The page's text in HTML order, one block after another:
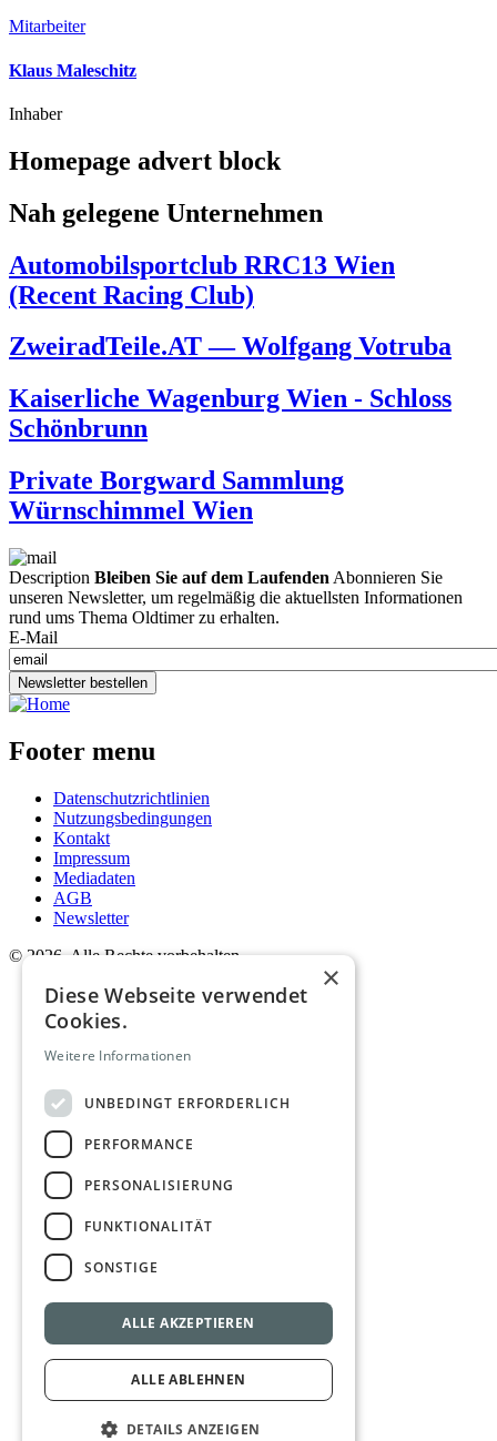
Mitarbeiter
Klaus Maleschitz
Inhaber
Homepage advert block
Nah gelegene Unternehmen
Automobilsportclub RRC13 Wien
(Recent Racing Club)
ZweiradTeile.AT — Wolfgang Votruba
Kaiserliche Wagenburg Wien - Schloss
Schönbrunn
Private Borgward Sammlung
Würnschimmel Wien
Description Bleiben Sie auf dem Laufenden Abonnieren Sie
unseren Newsletter, um regelmäßig die aktuellsten Informationen
rund ums Thema Oldtimer zu erhalten.
E-Mail
Newsletter bestellen
Footer menu
Datenschutzrichtlinien
Nutzungsbedingungen
Kontakt
Impressum
Mediadaten
AGB
Newsletter
© 2026. Alle Rechte vorbehalten.
×
Diese Webseite verwendet
Cookies.
Weitere Informationen
UNBEDINGT ERFORDERLICH
PERFORMANCE
PERSONALISIERUNG
FUNKTIONALITÄT
SONSTIGE
ALLE AKZEPTIEREN
ALLE ABLEHNEN
DETAILS ANZEIGEN